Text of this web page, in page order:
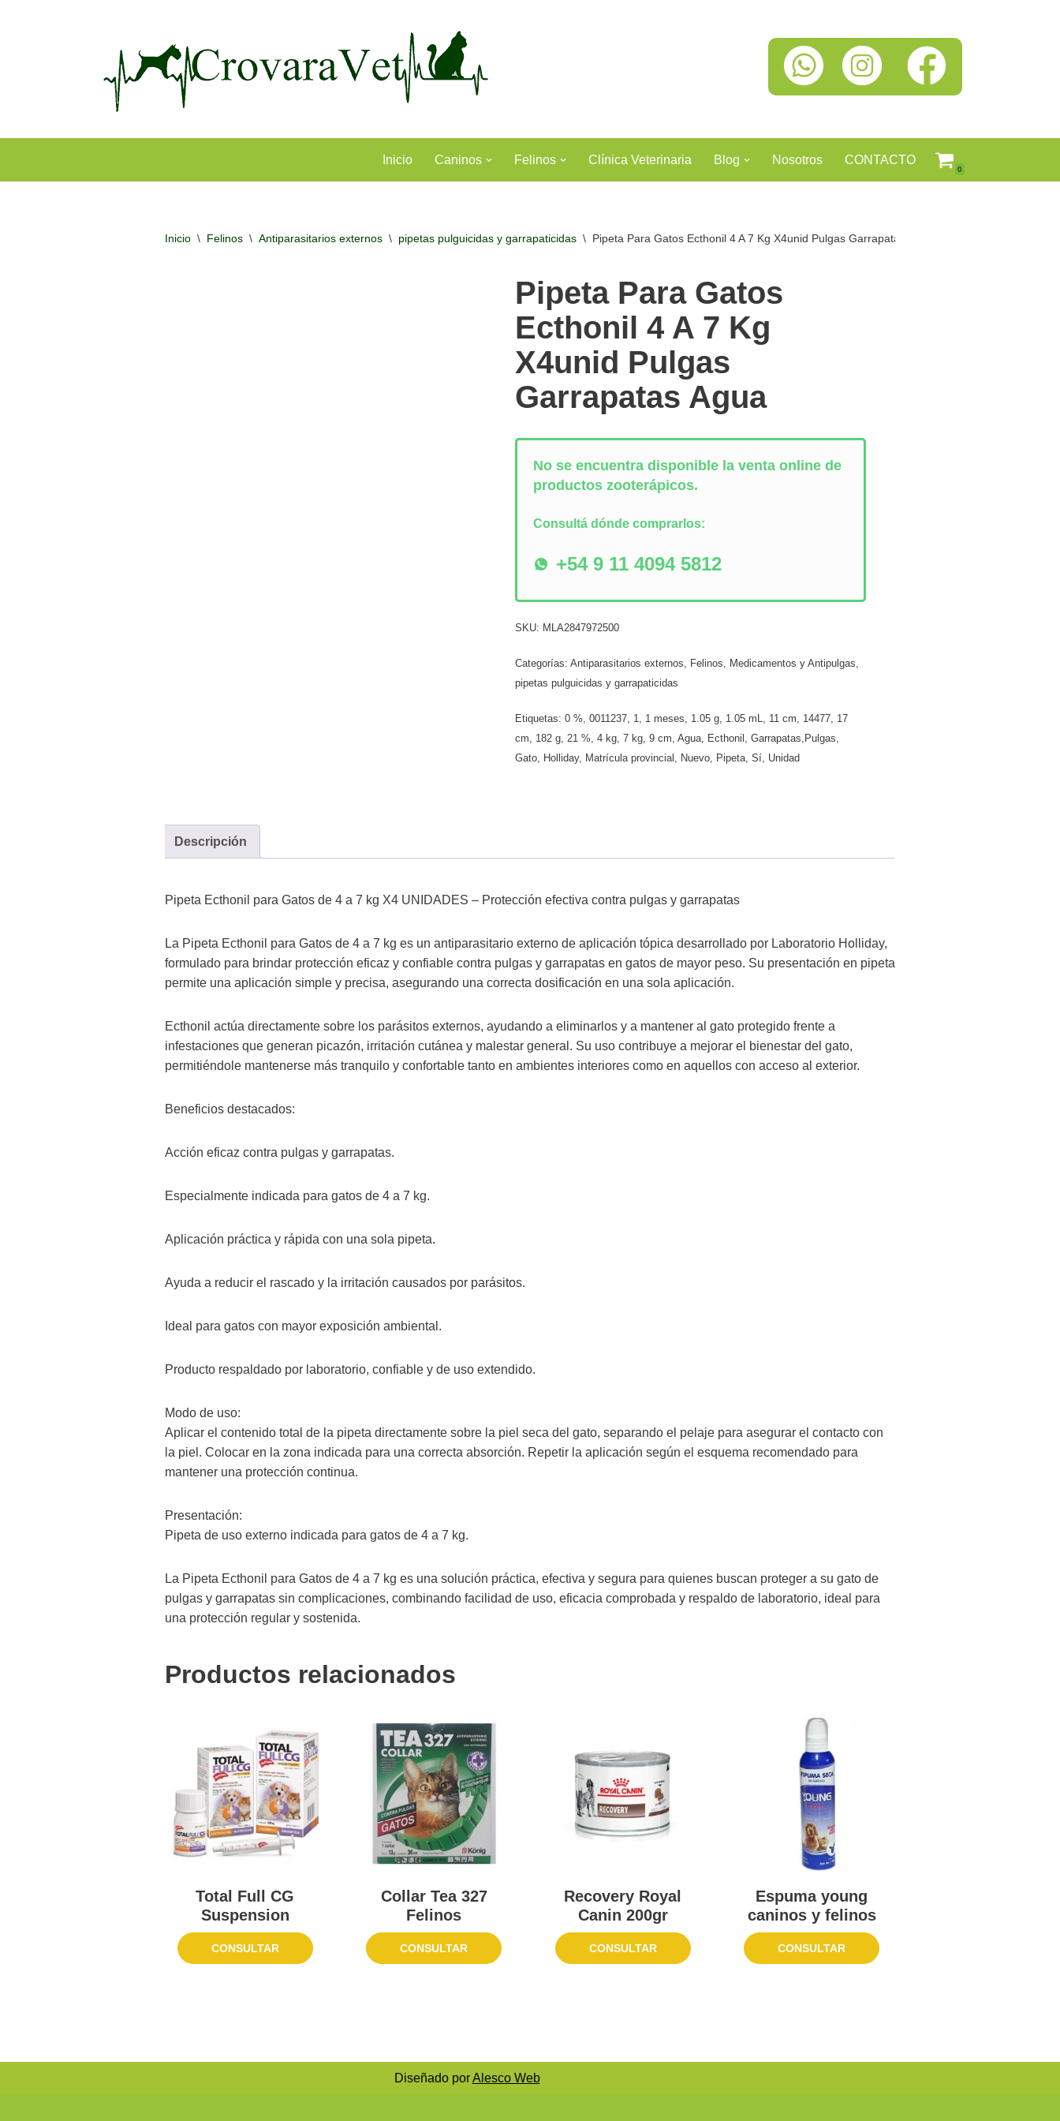
Inicio Caninos Felinos Clínica Veterinaria Blog Nosotros CONTACTO
0
Inicio \ Felinos \ Antiparasitarios externos \ pipetas pulguicidas y garrapaticidas \ Pipeta Para Gatos Ecthonil 4 A 7 Kg X4unid Pulgas Garrapatas Agua
Pipeta Para Gatos
Ecthonil 4 A 7 Kg
X4unid Pulgas
Garrapatas Agua
No se encuentra disponible la venta online de
productos zooterápicos.
Consultá dónde comprarlos:
+54 9 11 4094 5812
SKU: MLA2847972500
Categorías:Antiparasitarios externos, Felinos, Medicamentos y Antipulgas,
pipetas pulguicidas y garrapaticidas
Etiquetas:0 %,0011237, 1, 1 meses, 1.05 g, 1.05 mL, 11 cm, 14477, 17
cm, 182 g,21 %,4 kg,7 kg,9 cm,Agua, Ecthonil ,Garrapatas,Pulgas,
Gato, Holliday, Matrícula provincial , Nuevo, Pipeta,Sí, Unidad
Descripción
Pipeta Ecthonil para Gatos de 4 a 7 kg X4 UNIDADES – Protección efectiva contra pulgas y garrapatas
La Pipeta Ecthonil para Gatos de 4 a 7 kg es un antiparasitario externo de aplicación tópica desarrollado por Laboratorio Holliday,
formulado para brindar protección eficaz y confiable contra pulgas y garrapatas en gatos de mayor peso. Su presentación en pipeta
permite una aplicación simple y precisa, asegurando una correcta dosificación en una sola aplicación.
Ecthonil actúa directamente sobre los parásitos externos, ayudando a eliminarlos y a mantener al gato protegido frente a
infestaciones que generan picazón, irritación cutánea y malestar general. Su uso contribuye a mejorar el bienestar del gato,
permitiéndole mantenerse más tranquilo y confortable tanto en ambientes interiores como en aquellos con acceso al exterior.
Beneficios destacados:
Acción eficaz contra pulgas y garrapatas.
Especialmente indicada para gatos de 4 a 7 kg.
Aplicación práctica y rápida con una sola pipeta.
Ayuda a reducir el rascado y la irritación causados por parásitos.
Ideal para gatos con mayor exposición ambiental.
Producto respaldado por laboratorio, confiable y de uso extendido.
Modo de uso:
Aplicar el contenido total de la pipeta directamente sobre la piel seca del gato, separando el pelaje para asegurar el contacto con
la piel. Colocar en la zona indicada para una correcta absorción. Repetir la aplicación según el esquema recomendado para
mantener una protección continua.
Presentación:
Pipeta de uso externo indicada para gatos de 4 a 7 kg.
La Pipeta Ecthonil para Gatos de 4 a 7 kg es una solución práctica, efectiva y segura para quienes buscan proteger a su gato de
pulgas y garrapatas sin complicaciones, combinando facilidad de uso, eficacia comprobada y respaldo de laboratorio, ideal para
una protección regular y sostenida.
Productos relacionados
Total Full CG
Suspension
CONSULTAR
Collar Tea 327
Felinos
CONSULTAR
Recovery Royal
Canin 200gr
CONSULTAR
Espuma young
caninos y felinos
CONSULTAR
Diseñado porAlesco Web